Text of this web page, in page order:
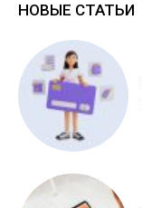
НОВЫЕ СТАТЬИ